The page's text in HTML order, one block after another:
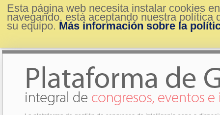
Esta página web necesita instalar cookies
navegando, está aceptando nuestra
su equipo. Más información sobre la